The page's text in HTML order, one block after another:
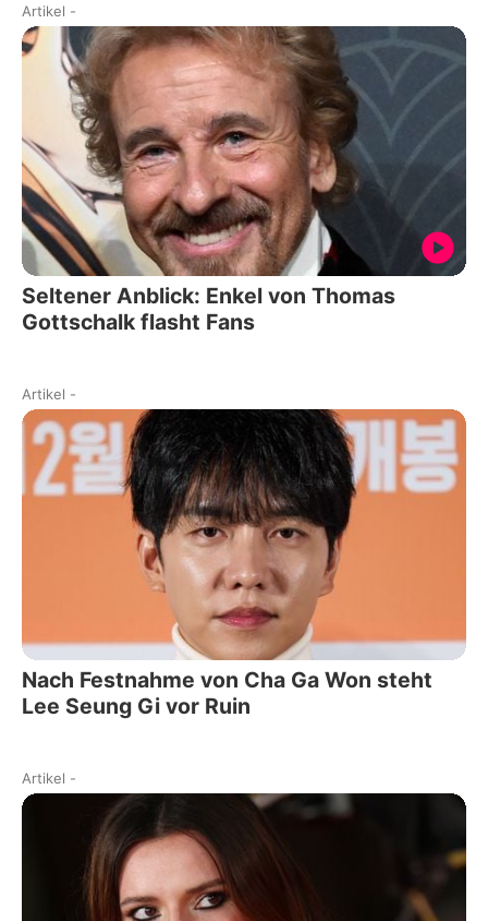
Artikel -
Seltener Anblick: Enkel von Thomas
Gottschalk flasht Fans
Artikel -
Nach Festnahme von Cha Ga Won steht
Lee Seung Gi vor Ruin
Artikel -